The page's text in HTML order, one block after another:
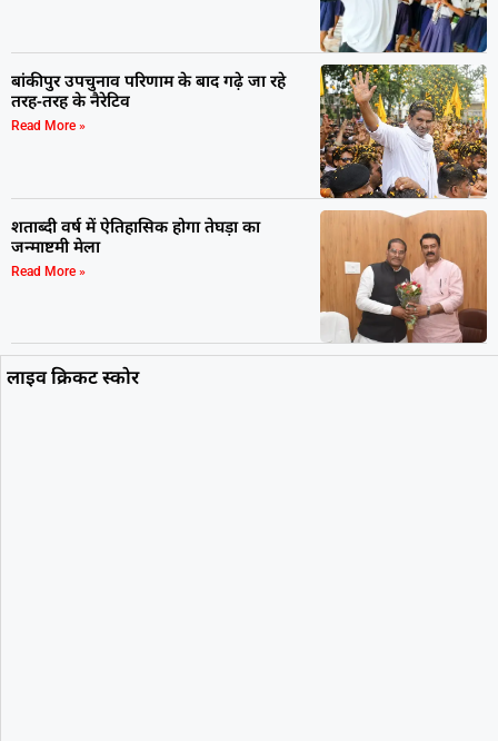
बांकीपुर उपचुनाव परिणाम के बाद गढ़े जा रहे
तरह-तरह के नैरेटिव
Read More »
शताब्दी वर्ष में ऐतिहासिक होगा तेघड़ा का
जन्माष्टमी मेला
Read More »
लाइव क्रिकट स्कोर